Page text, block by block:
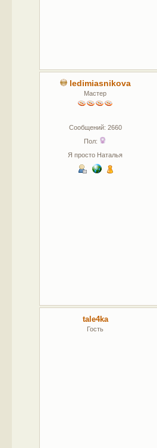
ledimiasnikova
Мастер
Сообщений: 2660
Пол:
Я просто Наталья
tale4ka
Гость